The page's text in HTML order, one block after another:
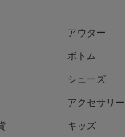
アウター
ボトム
シューズ
アクセサリー
キッズ